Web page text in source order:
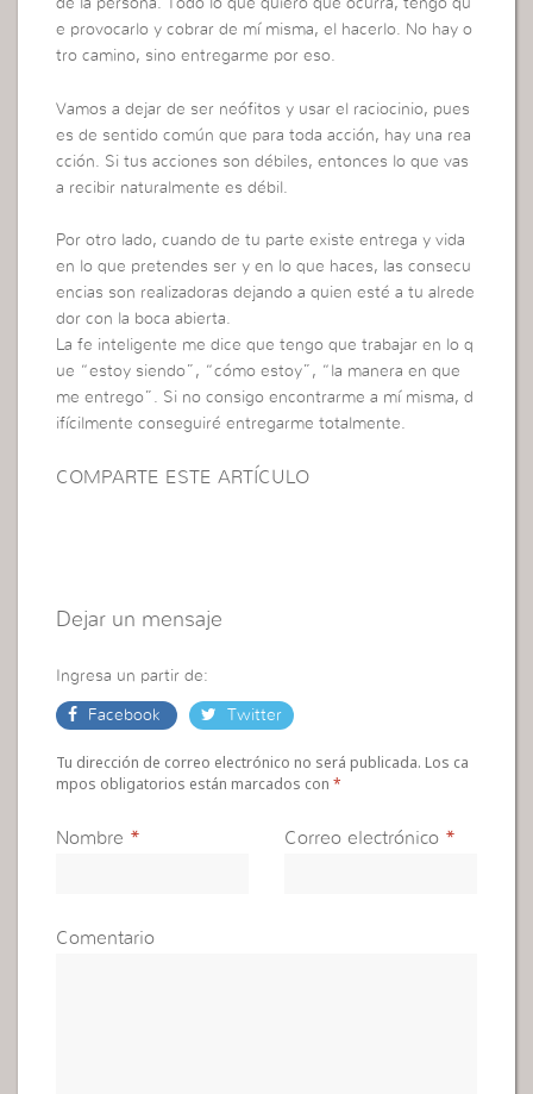
de la persona. Todo lo que quiero que ocurra, tengo qu
e provocarlo y cobrar de mí misma, el hacerlo. No hay o
tro camino, sino entregarme por eso.
Vamos a dejar de ser neófitos y usar el raciocinio, pues
es de sentido común que para toda acción, hay una rea
cción. Si tus acciones son débiles, entonces lo que vas
a recibir naturalmente es débil.
Por otro lado, cuando de tu parte existe entrega y vida
en lo que pretendes ser y en lo que haces, las consecu
encias son realizadoras dejando a quien esté a tu alrede
dor con la boca abierta.
La fe inteligente me dice que tengo que trabajar en lo q
ue “estoy siendo”, “cómo estoy”, “la manera en que
me entrego”. Si no consigo encontrarme a mí misma, d
ifícilmente conseguiré entregarme totalmente.
COMPARTE ESTE ARTÍCULO
Dejar un mensaje
Ingresa un partir de:
Facebook Twitter
Tu dirección de correo electrónico no será publicada. Los ca
mpos obligatorios están marcados con*
Nombre * Correo electrónico *
Comentario